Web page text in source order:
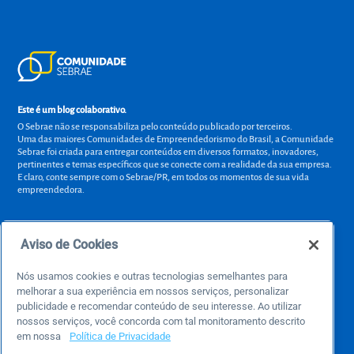
Este é um blog colaborativo.
O Sebrae não se responsabiliza pelo conteúdo publicado por terceiros.
Uma das maiores Comunidades de Empreendedorismo do Brasil, a Comunidade
Sebrae foi criada para entregar conteúdos em diversos formatos, inovadores,
pertinentes e temas específicos que se conecte com a realidade da sua empresa.
E claro, conte sempre com o Sebrae/PR, em todos os momentos de sua vida
empreendedora.
atendimentosebraepr@pr.sebrae.com.br
Central de Relacionamento 0800 570 0800
de segunda a sexta das 8h às 20h e pelos canais digitais até 00h
Aviso de Cookies
Nós usamos cookies e outras tecnologias semelhantes para
melhorar a sua experiência em nossos serviços, personalizar
publicidade e recomendar conteúdo de seu interesse. Ao utilizar
nossos serviços, você concorda com tal monitoramento descrito
em nossa
Política de Privacidade